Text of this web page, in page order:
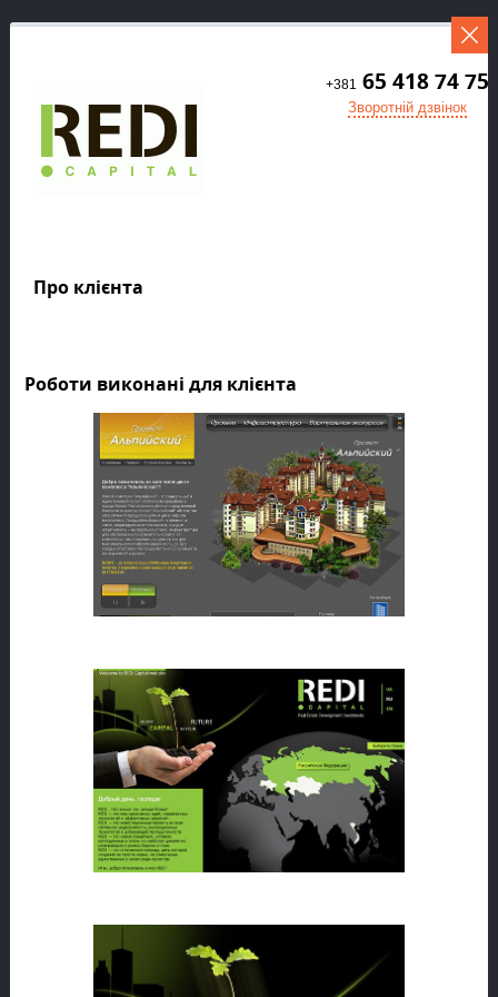
Про клієнта
+381 65 418 74 75
Зворотній дзвінок
Роботи виконані для клієнта